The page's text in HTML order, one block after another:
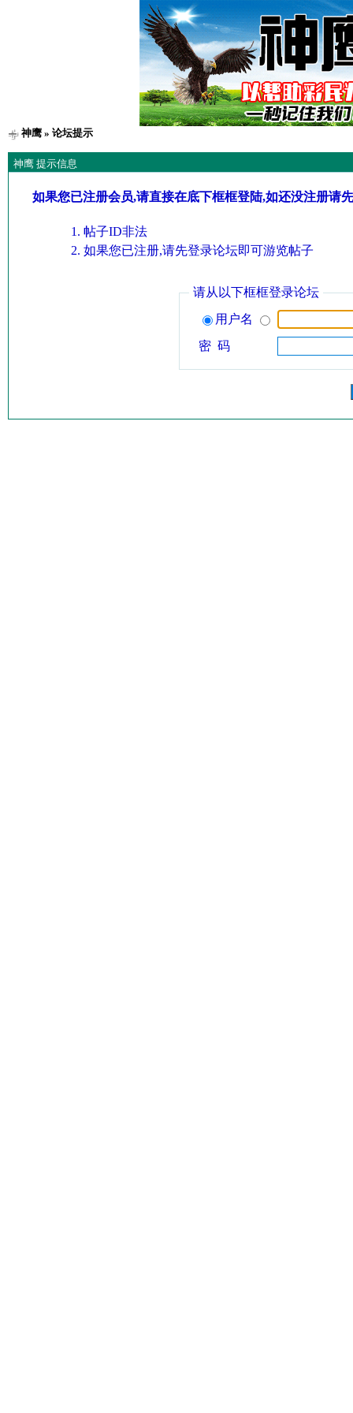
神鹰» 论坛提示
神鹰 提示信息
如果您已注册会员,请直接在底下框框登陆,如还没注册请
帖子ID非法
如果您已注册,请先登录论坛即可游览帖子
请从以下框框登录论坛
用户名
密 码